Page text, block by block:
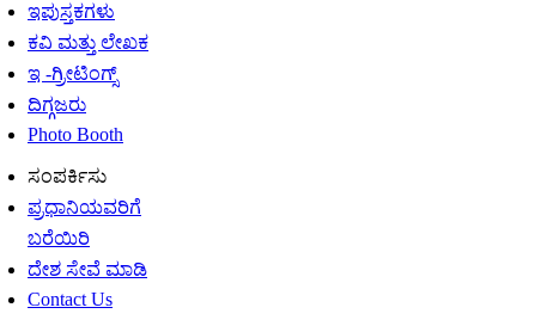
ಇಪುಸ್ತಕಗಳು
ಕವಿ ಮತ್ತು ಲೇಖಕ
ಇ -ಗ್ರೀಟಿಂಗ್ಸ್
ದಿಗ್ಗಜರು
Photo Booth
ಸಂಪರ್ಕಿಸು
ಪ್ರಧಾನಿಯವರಿಗೆ
ಬರೆಯಿರಿ
ದೇಶ ಸೇವೆ ಮಾಡಿ
Contact Us